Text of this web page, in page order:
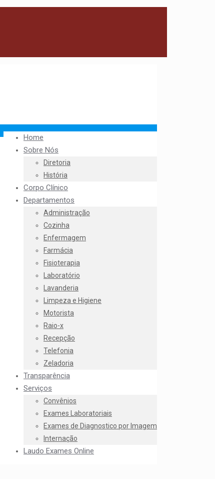
Home
Sobre Nós
Diretoria
História
Corpo Clínico
Departamentos
Administração
Cozinha
Enfermagem
Farmácia
Fisioterapia
Laboratório
Lavanderia
Limpeza e Higiene
Motorista
Raio-x
Recepção
Telefonia
Zeladoria
Transparência
Serviços
Convênios
Exames Laboratoriais
Exames de Diagnostico por Imagem
Internação
Laudo Exames Online